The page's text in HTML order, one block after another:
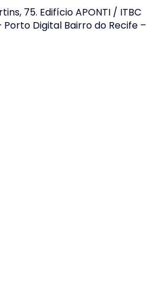
75. Edifício APONTI / ITBC
Digital Bairro do Recife –